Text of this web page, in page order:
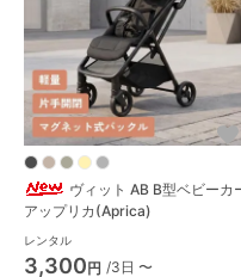
ヴィット AB B型ベビーカ
アップリカ(Aprica)
レンタル
3,300円 /3日 〜